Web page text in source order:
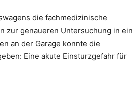
die fachmedizinische
zur genaueren Untersuchung in ein
an der Garage konnte die
Eine akute Einsturzgefahr für